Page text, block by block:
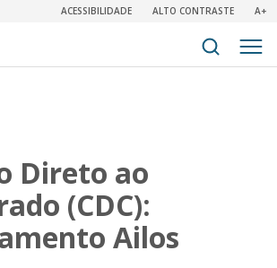
ACESSIBILIDADE ALTO CONTRASTE A+
Direto ao
(CDC):
Ailos